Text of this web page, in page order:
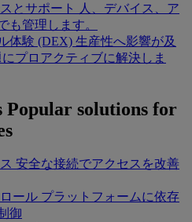
とサポート
人、デバイス、ア
も管理します。
体験 (DEX) 生産性へ影響が及
プロアクティブに解決しま
Popular solutions for
安全な接続でアクセスを改善
ール プラットフォームに依存
御